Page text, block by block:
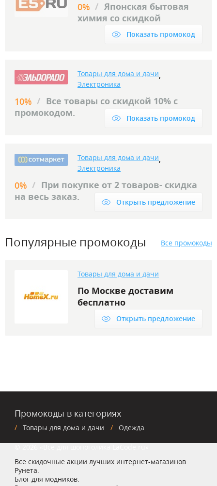
0% / Японская бытовая
химия со скидкой
Показать промокод
Товары для дома и дачи,
Электроника
10% / Все товары со скидкой 10% с
промокодом.
Показать промокод
Товары для дома и дачи,
Электроника
0% / При покупке от 2 товаров- скидка
на весь заказ.
Открыть предложение
Популярные промокоды Все промокоды
Товары для дома и дачи
По Москве доставим
бесплатно
Открыть предложение
Промокоды в категориях
Товары для дома и дачи Одежда
Все скидочные акции лучших интернет-магазинов
Рунета.
Блог для модников.